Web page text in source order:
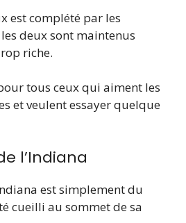
est complété par les
deux sont maintenus
riche.
tous ceux qui aiment les
et veulent essayer quelque
l’Indiana
est simplement du
cueilli au sommet de sa